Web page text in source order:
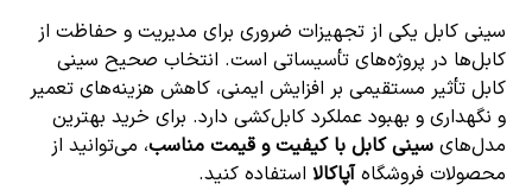
سینی کابل یکی از تجهیزات ضروری برای مدیریت و حفاظت از
کابل‌ها در پروژه‌های تأسیساتی است. انتخاب صحیح سینی
کابل تأثیر مستقیمی بر افزایش ایمنی، کاهش هزینه‌های تعمیر
و نگهداری و بهبود عملکرد کابل‌کشی دارد. برای خرید بهترین
مدل‌هایسینی کابل با کیفیت و قیمت مناسب، می‌توانید از
محصولات فروشگاهآپاکالا استفاده کنید.